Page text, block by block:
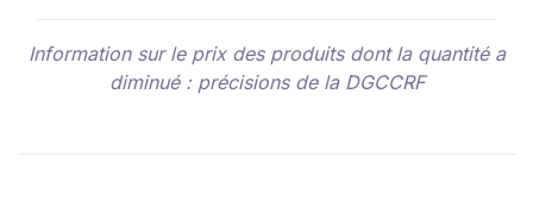
Information sur le prix des produits dont la quantité a
diminué : précisions de la DGCCRF